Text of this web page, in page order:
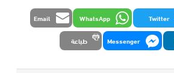
Twitter
WhatsApp
Email
Messenger طباعة